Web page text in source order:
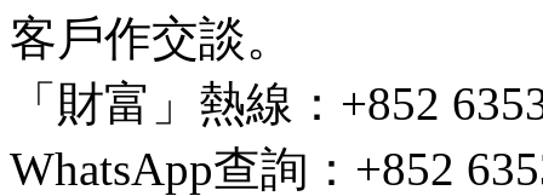
客戶作交談。
「財富」熱線：+852
WhatsApp查詢：+852